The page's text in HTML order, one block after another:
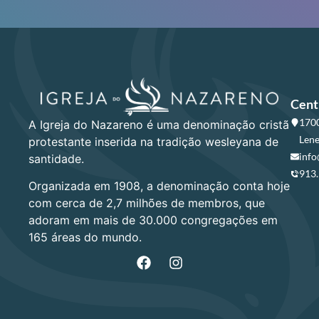
A Igreja do Nazareno é uma denominação cristã
protestante inserida na tradição wesleyana de
santidade.
Organizada em 1908, a denominação conta hoje
com cerca de 2,7 milhões de membros, que
adoram em mais de 30.000 congregações em
165 áreas do mundo.